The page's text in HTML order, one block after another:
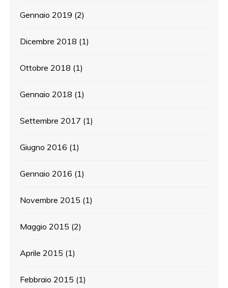
Gennaio 2019 (2)
Dicembre 2018 (1)
Ottobre 2018 (1)
Gennaio 2018 (1)
Settembre 2017 (1)
Giugno 2016 (1)
Gennaio 2016 (1)
Novembre 2015 (1)
Maggio 2015 (2)
Aprile 2015 (1)
Febbraio 2015 (1)